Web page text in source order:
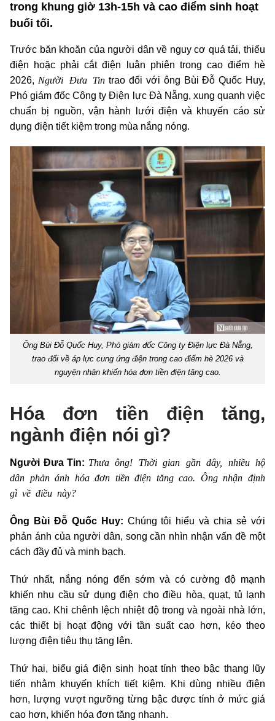
trong khung giờ 13h-15h và cao điểm sinh hoạt
buổi tối.
Trước băn khoăn của người dân về nguy cơ quá tải, thiếu
điện hoặc phải cắt điện luân phiên trong cao điểm hè
2026, Người Đưa Tin trao đổi với ông Bùi Đỗ Quốc Huy,
Phó giám đốc Công ty Điện lực Đà Nẵng, xung quanh việc
chuẩn bị nguồn, vận hành lưới điện và khuyến cáo sử
dụng điện tiết kiệm trong mùa nắng nóng.
Ông Bùi Đỗ Quốc Huy, Phó giám đốc Công ty Điện lực Đà Nẵng,
trao đổi về áp lực cung ứng điện trong cao điểm hè 2026 và
nguyên nhân khiến hóa đơn tiền điện tăng cao.
Hóa đơn tiền điện tăng,
ngành điện nói gì?
Người Đưa Tin: Thưa ông! Thời gian gần đây, nhiều hộ
dân phản ánh hóa đơn tiền điện tăng cao. Ông nhận định
gì về điều này?
Ông Bùi Đỗ Quốc Huy: Chúng tôi hiểu và chia sẻ với
phản ánh của người dân, song cần nhìn nhận vấn đề một
cách đầy đủ và minh bạch.
Thứ nhất, nắng nóng đến sớm và có cường độ mạnh
khiến nhu cầu sử dụng điện cho điều hòa, quạt, tủ lạnh
tăng cao. Khi chênh lệch nhiệt độ trong và ngoài nhà lớn,
các thiết bị hoạt động với tần suất cao hơn, kéo theo
lượng điện tiêu thụ tăng lên.
Thứ hai, biểu giá điện sinh hoạt tính theo bậc thang lũy
tiến nhằm khuyến khích tiết kiệm. Khi dùng nhiều điện
hơn, lượng vượt ngưỡng từng bậc được tính ở mức giá
cao hơn, khiến hóa đơn tăng nhanh.